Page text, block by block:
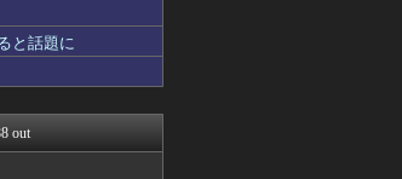
アム＠なん...
サイト?
と話題に
out